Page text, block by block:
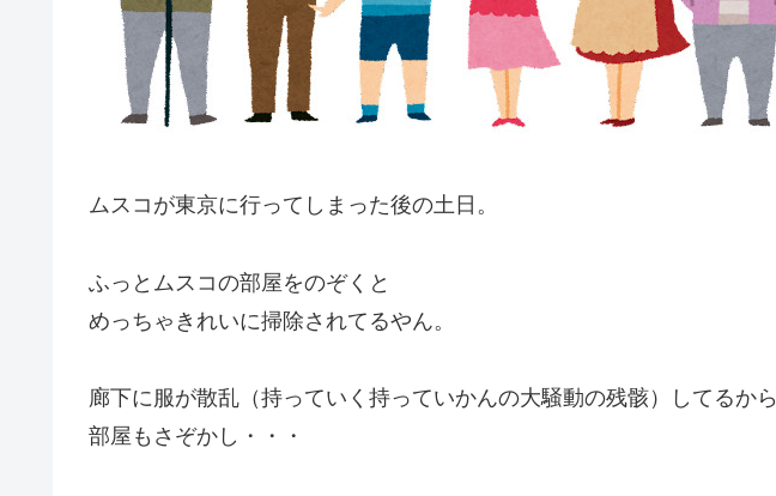
ムスコが東京に行ってしまった後の土日。
ふっとムスコの部屋をのぞくと
めっちゃきれいに掃除されてるやん。
廊下に服が散乱（持っていく持っていかんの大騒動の残骸）してるから
部屋もさぞかし・・・